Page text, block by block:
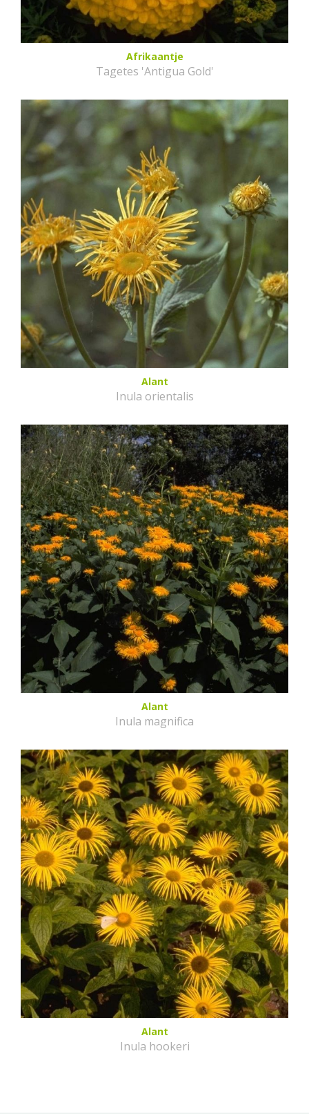
Afrikaantje
Tagetes 'Antigua Gold'
Alant
Inula orientalis
Alant
Inula magnifica
Alant
Inula hookeri